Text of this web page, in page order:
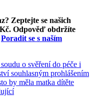
Zeptejte se našich
Odpověď obdržíte
Poradit se s naším
o svěření do péče i
souhlasným prohlášením
by měla matka dítěte